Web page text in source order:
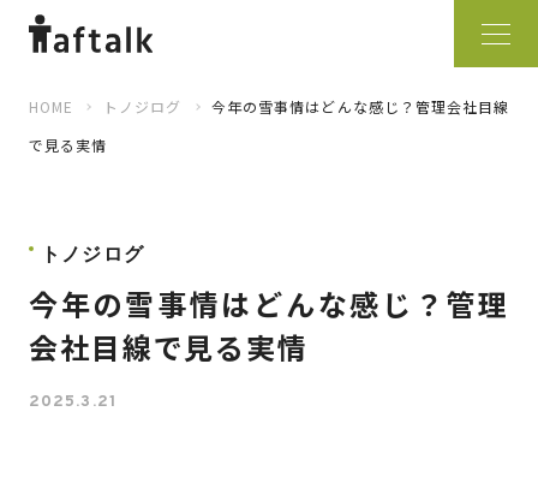
HOME トノジログ
今年の雪事情はどんな感じ？管理会社目線
で見る実情
トノジログ
今年の雪事情はどんな感じ？管理
会社目線で見る実情
2025.3.21